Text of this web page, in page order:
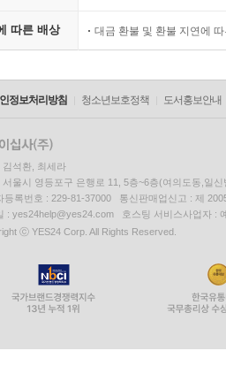
따른 배상 대금 환불 및 환불 지연에
정보처리방침 청소년보호정책 도서홍보안내
김석환, 최세라
서울시 영등포구 은행로 11, 5층~6층(여의도동,일신
등록번호 : 229-81-37000 통신판매업신고 : 제
: yes24help@yes24.com 호스팅 서비스사업자 :
ⓒ YES24 Corp. All Rights Reserved.